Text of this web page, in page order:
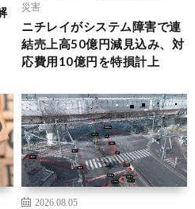
災害
ニチレイがシステム障害で連
結売上高50億円減見込み、対
応費用10億円を特損計上
2026.08.05